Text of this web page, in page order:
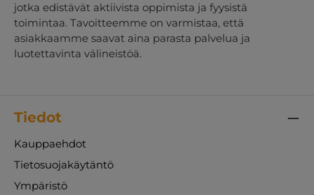
jotka edistävät aktiivista oppimista ja fyysistä
toimintaa. Tavoitteemme on varmistaa, että
asiakkaamme saavat aina parasta palvelua ja
luotettavinta välineistöä.
Tiedot
Kauppaehdot
Tietosuojakäytäntö
Ympäristö